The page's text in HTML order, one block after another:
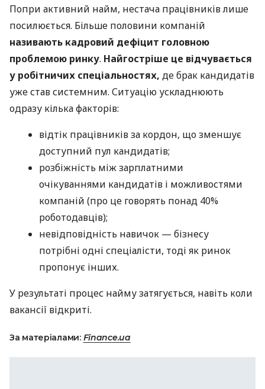
Попри активний найм, нестача працівників лише
посилюється. Більше половини компаній
називають кадровий дефіцит головною
проблемою ринку. Найгостріше це відчувається
у робітничих спеціальностях, де брак кандидатів
уже став системним. Ситуацію ускладнюють
одразу кілька факторів:
відтік працівників за кордон, що зменшує
доступний пул кандидатів;
розбіжність між зарплатними
очікуваннями кандидатів і можливостями
компаній (про це говорять понад 40%
роботодавців);
невідповідність навичок — бізнесу
потрібні одні спеціалісти, тоді як ринок
пропонує інших.
У результаті процес найму затягується, навіть коли
вакансії відкриті.
За матеріалами: Finance.ua